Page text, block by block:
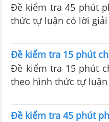
Đề kiểm tra 45 phút
thức tự luận có lời
Đề kiểm tra 15 phút
Đề kiểm tra 15 phút
theo hình thức tự luận
Đề kiểm tra 45 phút